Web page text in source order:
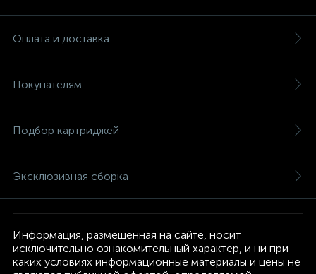
Оплата и доставка
Покупателям
Подбор картриджей
Эксклюзивная сборка
Информация, размещенная на сайте, носит
исключительно ознакомительный характер, и ни при
каких условиях информационные материалы и цены не